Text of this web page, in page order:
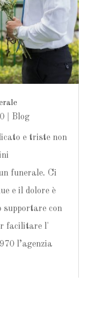
| Blog
e triste non
funerale. Ci
e il dolore è
supportare con
facilitare l'
l’agenzia